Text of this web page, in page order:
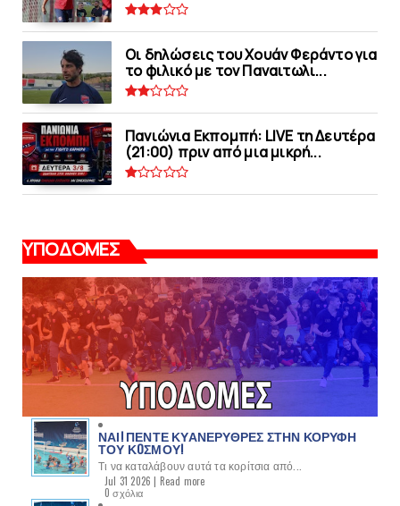
Οι δηλώσεις του Χουάν Φεράντο για
το φιλικό με τoν Παναιτωλι...
Πανιώνια Εκπομπή: LIVE τη Δευτέρα
(21:00) πριν από μια μικρή...
ΥΠΟΔΟΜΕΣ
ΝΑΙ! ΠΕΝΤΕ ΚΥΑΝΕΡΥΘΡΕΣ ΣΤΗΝ ΚΟΡΥΦΗ
ΤΟΥ ΚOΣΜΟΥ!
Τι να καταλάβουν αυτά τα κορίτσια από...
Jul 31 2026 | Read more
0 σχόλια